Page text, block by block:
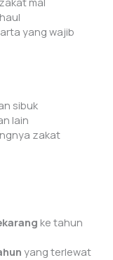
yang wajib
sibuk
lain
zakat
ke tahun
yang terlewat